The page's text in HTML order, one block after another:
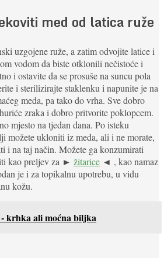
med od latica ruže
uzgojene ruže, a zatim odvojite latice i
vodom da biste otklonili nečistoće i
i ostavite da se prosuše na suncu pola
i sterilizirajte staklenku i napunite je na
meda, pa tako do vrha. Sve dobro
zraka i dobro pritvorite poklopcem.
mjesto na tjedan dana. Po isteku
možete ukloniti iz meda, ali i ne morate,
i na taj način. Možete ga konzumirati
kao preljev za ► žitarice ◄ , kao namaz
je i za topikalnu upotrebu, u vidu
kožu.
krhka ali moćna biljka